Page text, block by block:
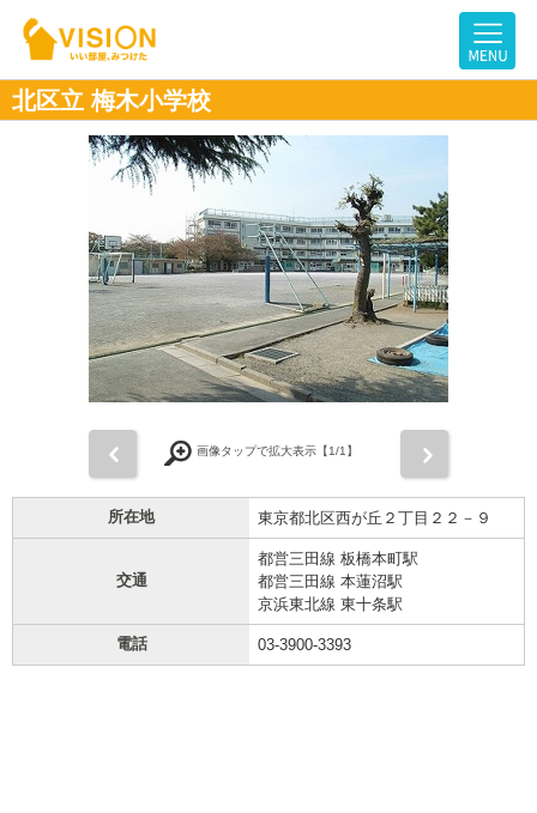
北区立 梅木小学校
画像タップで拡大表示【1/1】
所在地 東京都北区西が丘２丁目２２－９
交通
都営三田線 板橋本町駅
都営三田線 本蓮沼駅
京浜東北線 東十条駅
電話 03-3900-3393